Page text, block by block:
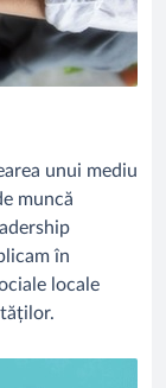
unui mediu
muncă
în
locale